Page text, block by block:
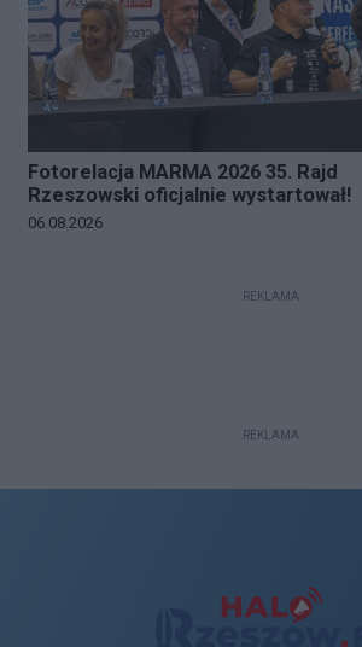
Fotorelacja MARMA 2026 35. Rajd
Rzeszowski oficjalnie wystartował!
Data dodania galerii:
06.08.2026
REKLAMA
REKLAMA